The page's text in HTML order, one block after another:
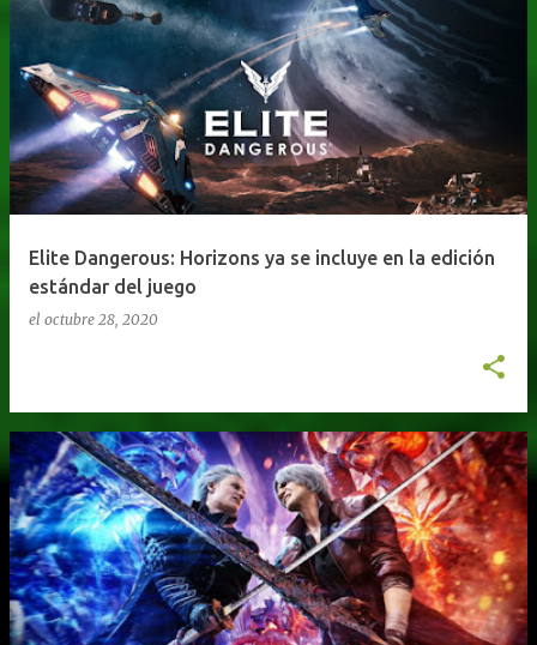
Elite Dangerous: Horizons ya se incluye en la edición
estándar del juego
el octubre 28, 2020